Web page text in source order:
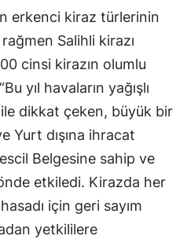
erkenci kiraz türlerinin
Salihli kirazı
cinsi kirazın olumlu
yıl havaların yağışlı
dikkat çeken, büyük bir
Yurt dışına ihracat
Belgesine sahip ve
etkiledi. Kirazda her
için geri sayım
yetkililere